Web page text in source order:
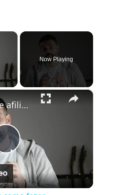
×
Now Playing
×
Play
Video
Marketing de afiliados como fazer